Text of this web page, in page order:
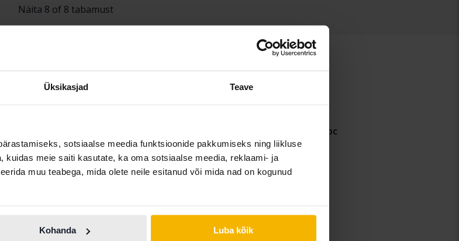
Üksikasjad Teave
sotsiaalse meedia funktsioonide pakkumiseks ning liikluse
kuidas meie saiti kasutate, ka oma sotsiaalse meedia, reklaami- ja
muu teabega, mida olete neile esitanud või mida nad on kogunud
Kohanda Luba kõik
Näita 8 of 8 tabamust
Volkswagen ID. Buzz
Volkswagen Passat
Volkswagen T-Cross
Volkswagen Tiguan
Volkswagen T-Roc